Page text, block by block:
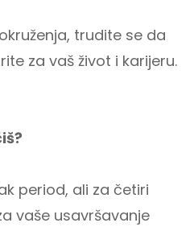
trudite se da
za vaš život i karijeru.
period, ali za četiri
vaše usavršavanje